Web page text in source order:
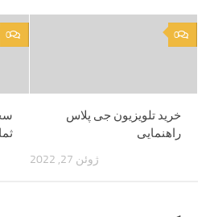
0 0
خرید تلویزیون جی پلاس
راهنمایی
ژوئن 27, 2022